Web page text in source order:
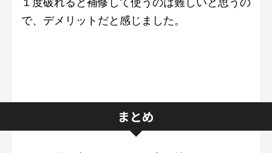
で、デメリットだと感じました。
まとめ